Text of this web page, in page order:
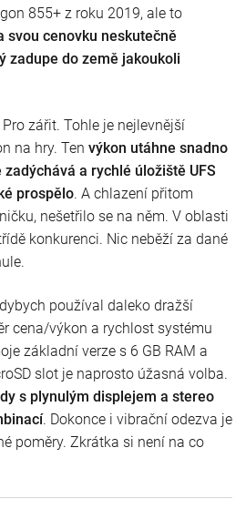
855+ z roku 2019, ale to
svou cenovku neskutečně
zadupe do země jakoukoli
zářit. Tohle je nejlevnější
na hry. Ten výkon utáhne snadno
a rychlé úložiště UFS
prospělo. A chlazení přitom
nešetřilo se na něm. V oblasti
konkurenci. Nic neběží za dané
používal daleko dražší
cena/výkon a rychlost systému
základní verze s 6 GB RAM a
slot je naprosto úžasná volba.
s plynulým displejem a stereo
. Dokonce i vibrační odezva je
poměry. Zkrátka si není na co